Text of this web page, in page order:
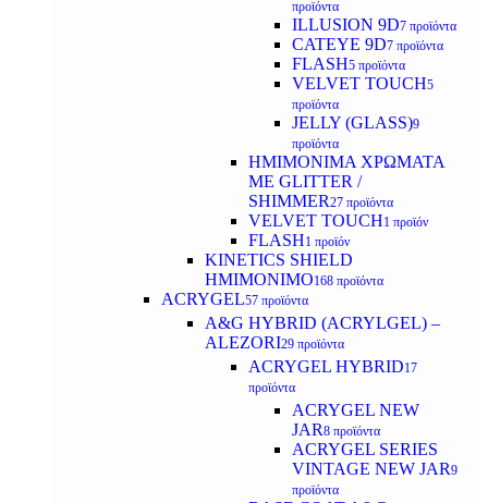
προϊόντα
ILLUSION 9D7 προϊόντα
CATEYE 9D7 προϊόντα
FLASH5 προϊόντα
VELVET TOUCH5
προϊόντα
JELLY (GLASS)9
προϊόντα
ΗΜΙΜΟΝΙΜA ΧΡΩΜΑΤΑ
ΜΕ GLITTER /
SHIMMER27 προϊόντα
VELVET TOUCH1 προϊόν
FLASH1 προϊόν
KINETICS SHIELD
ΗΜΙΜΟΝΙΜΟ168 προϊόντα
ACRYGEL57 προϊόντα
A&G HYBRID (ACRYLGEL) –
ALEZORI29 προϊόντα
ACRYGEL HYBRID17
προϊόντα
ACRYGEL NEW
JAR8 προϊόντα
ACRYGEL SERIES
VINTAGE NEW JAR9
προϊόντα